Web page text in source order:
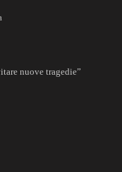
nuove tragedie”